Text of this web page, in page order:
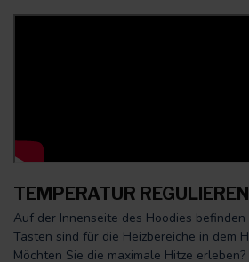
TEMPERATUR REGULIEREN
Auf der Innenseite des Hoodies befinden
Tasten sind für die Heizbereiche in dem
Möchten Sie die maximale Hitze